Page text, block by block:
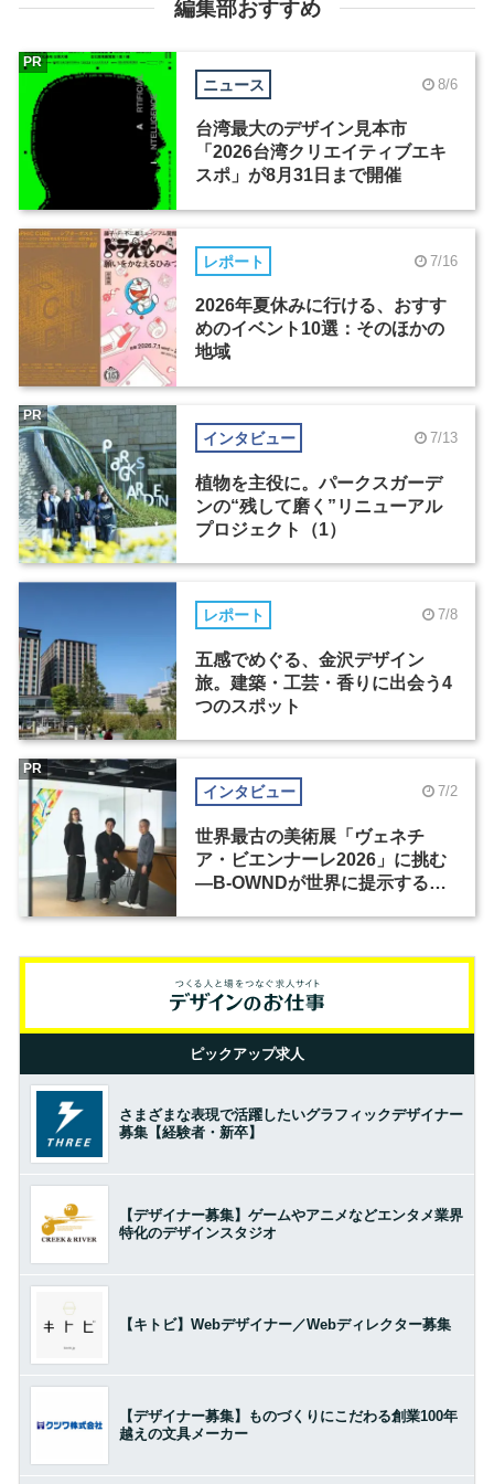
編集部おすすめ
ニュース 8/6
台湾最大のデザイン見本市
「2026台湾クリエイティブエキ
スポ」が8月31日まで開催
PR
レポート 7/16
2026年夏休みに行ける、おすす
めのイベント10選：そのほかの
地域
インタビュー 7/13
植物を主役に。パークスガーデ
ンの“残して磨く”リニューアル
プロジェクト（1）
PR
レポート 7/8
五感でめぐる、金沢デザイン
旅。建築・工芸・香りに出会う4
つのスポット
インタビュー 7/2
世界最古の美術展「ヴェネチ
ア・ビエンナーレ2026」に挑む
―B-OWNDが世界に提示する美
PR
ピックアップ求人
さまざまな表現で活躍したいグラフィックデザイナー
募集【経験者・新卒】
【デザイナー募集】ゲームやアニメなどエンタメ業界
特化のデザインスタジオ
【キトビ】Webデザイナー／Webディレクター募集
【デザイナー募集】ものづくりにこだわる創業100年
越えの文具メーカー